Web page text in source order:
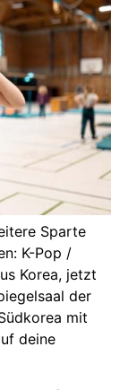
Sparte
K-Pop /
Korea, jetzt
der
mit
deine